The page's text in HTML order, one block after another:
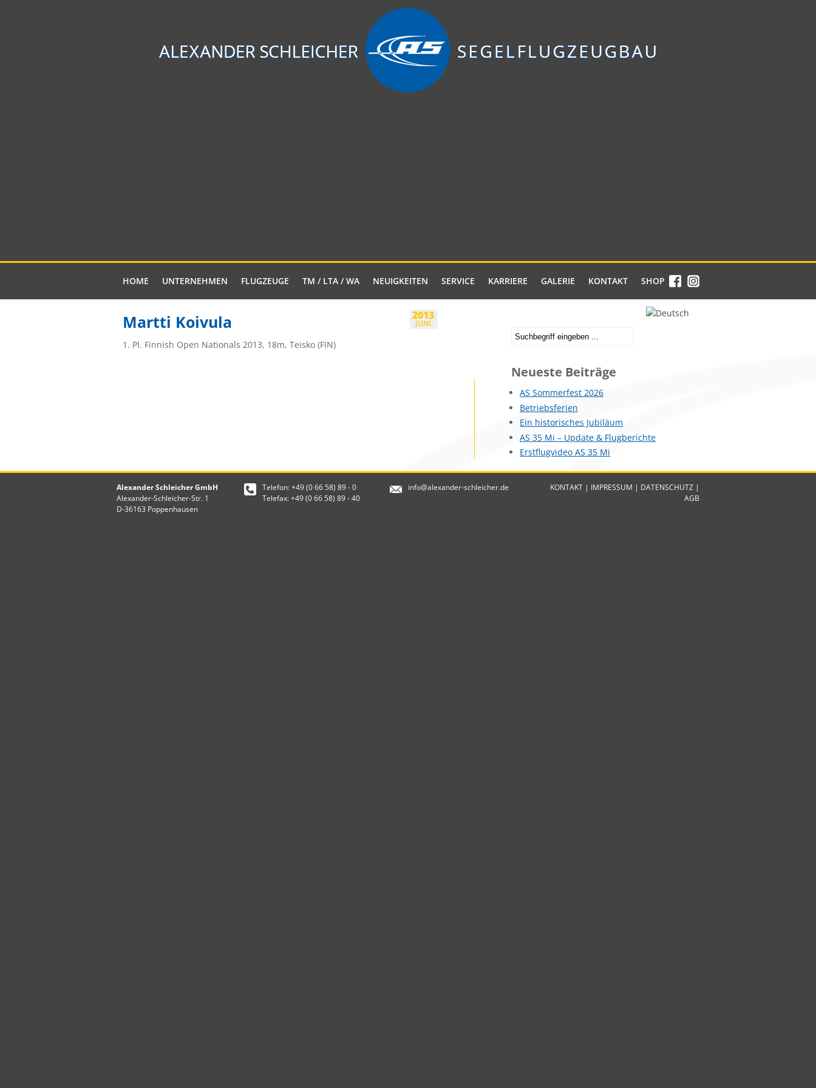
HOME UNTERNEHMEN FLUGZEUGE TM / LTA / WA NEUIGKEITEN SERVICE KARRIERE GALERIE KONTAKT SHOP
2013
JUNI.
Martti Koivula
1. Pl. Finnish Open Nationals 2013, 18m, Teisko (FIN)
Neueste Beiträge
AS Sommerfest 2026
Betriebsferien
Ein historisches Jubiläum
AS 35 Mi – Update & Flugberichte
Erstflugvideo AS 35 Mi
Alexander Schleicher GmbH
Alexander-Schleicher-Str. 1
D-36163 Poppenhausen
Telefon: +49 (0 66 58) 89 - 0
Telefax: +49 (0 66 58) 89 - 40
info@alexander-schleicher.de KONTAKT | IMPRESSUM | DATENSCHUTZ |
AGB